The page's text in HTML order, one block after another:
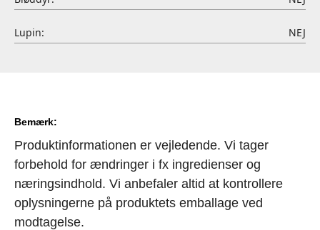
Lupin: NEJ
Bemærk:
Produktinformationen er vejledende. Vi tager
forbehold for ændringer i fx ingredienser og
næringsindhold. Vi anbefaler altid at kontrollere
oplysningerne på produktets emballage ved
modtagelse.